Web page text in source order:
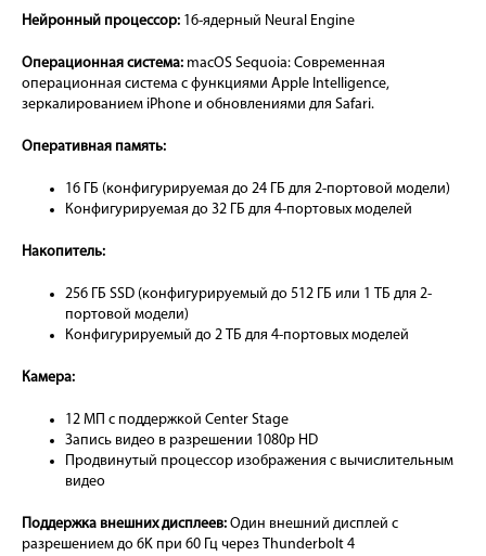
Нейронный процессор: 16-ядерный Neural Engine
Операционная система: macOS Sequoia: Современная
операционная система с функциями Apple Intelligence,
зеркалированием iPhone и обновлениями для Safari.
Оперативная память:
16 ГБ (конфигурируемая до 24 ГБ для 2-портовой модели)
Конфигурируемая до 32 ГБ для 4-портовых моделей
Накопитель:
256 ГБ SSD (конфигурируемый до 512 ГБ или 1 ТБ для 2-
портовой модели)
Конфигурируемый до 2 ТБ для 4-портовых моделей
Камера:
12 МП с поддержкой Center Stage
Запись видео в разрешении 1080p HD
Продвинутый процессор изображения с вычислительным
видео
Поддержка внешних дисплеев: Один внешний дисплей с
разрешением до 6K при 60 Гц через Thunderbolt 4